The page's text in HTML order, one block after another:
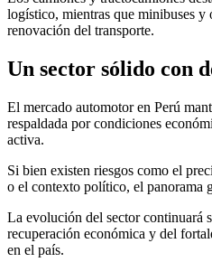
logístico, mientras que minibuses y
renovación del transporte.
Un sector sólido con
El mercado automotor en Perú
respaldada por condiciones
activa.
Si bien existen riesgos como el
o el contexto político, el panorama
La evolución del sector continuará
recuperación económica y del
en el país.